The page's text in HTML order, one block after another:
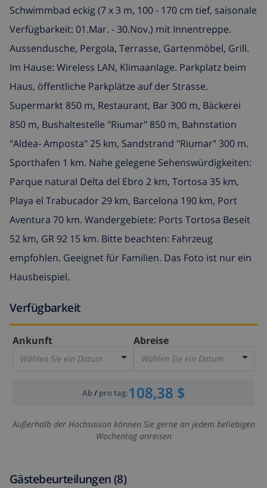
Schwimmbad eckig (7 x 3 m, 100 - 170 cm tief, saisonale
Verfügbarkeit: 01.Mar. - 30.Nov.) mit Innentreppe.
Aussendusche, Pergola, Terrasse, Gartenmöbel, Grill.
Im Hause: Wireless LAN, Klimaanlage. Parkplatz beim
Haus, öffentliche Parkplätze auf der Strasse.
Supermarkt 850 m, Restaurant, Bar 300 m, Bäckerei
850 m, Bushaltestelle "Riumar" 850 m, Bahnstation
"Aldea- Amposta" 25 km, Sandstrand "Riumar" 300 m.
Sporthafen 1 km. Nahe gelegene Sehenswürdigkeiten:
Parque natural Delta del Ebro 2 km, Tortosa 35 km,
Playa el Trabucador 29 km, Barcelona 190 km, Port
Aventura 70 km. Wandergebiete: Ports Tortosa Beseit
52 km, GR 92 15 km. Bitte beachten: Fahrzeug
empfohlen. Geeignet für Familien. Das Foto ist nur ein
Hausbeispiel.
Verfügbarkeit
Ankunft
Wählen Sie ein Datum
Abreise
Wählen Sie ein Datum
Ab/ pro tag:108,38 $
Außerhalb der Hochsaison können Sie gerne an jedem beliebigen
Wochentag anreisen
Gästebeurteilungen (8)